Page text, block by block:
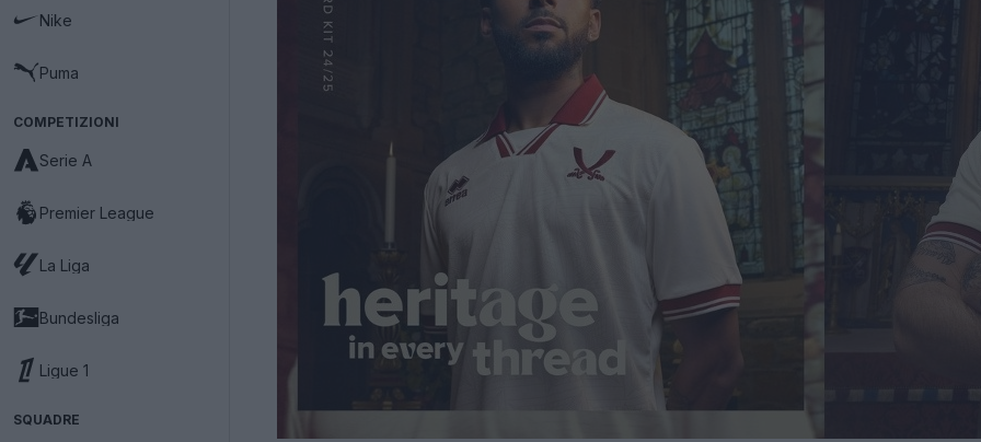
Nike
Puma
COMPETIZIONI
Serie A
Premier League
La Liga
Bundesliga
Ligue 1
SQUADRE